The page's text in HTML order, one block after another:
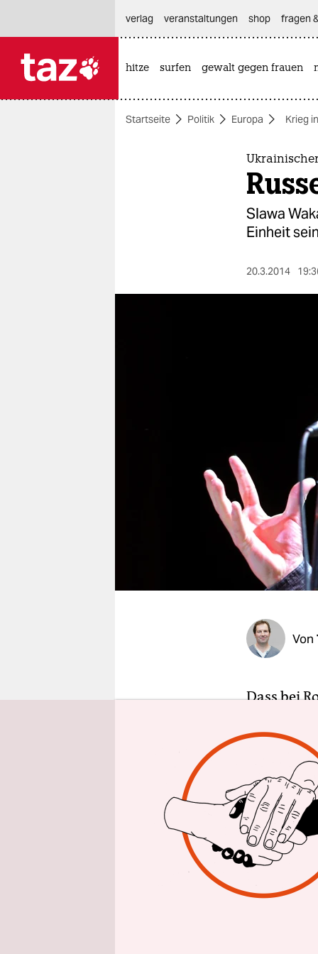
themen
veranstaltungen
verlag
veranstaltungen shop fragen
hitze surfen gewalt gegen frauen
Startseite Politik Europa Krieg
Slawa
Einheit
20.3.2014
Von
Dass bei
wird, ist
Elzy, der
täglich.
Freiheit
„Ruhm
Sonntag,
am
nach
Reich